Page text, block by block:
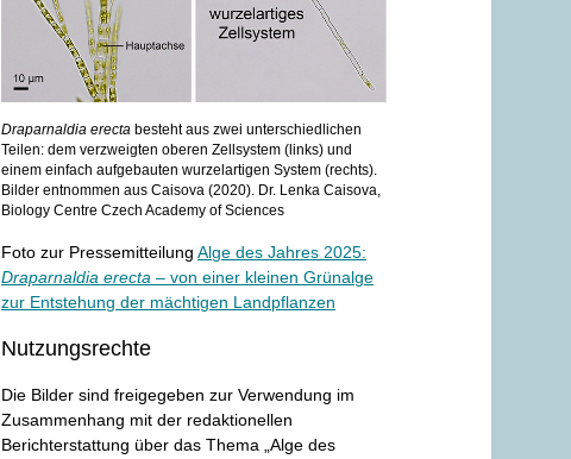
Draparnaldia erecta besteht aus zwei unterschiedlichen
Teilen: dem verzweigten oberen Zellsystem (links) und
einem einfach aufgebauten wurzelartigen System (rechts).
Bilder entnommen aus Caisova (2020). Dr. Lenka Caisova,
Biology Centre Czech Academy of Sciences
Foto zur PressemitteilungAlge des Jahres 2025:
Draparnaldia erecta – von einer kleinen Grünalge
zur Entstehung der mächtigen Landpflanzen
Nutzungsrechte
Die Bilder sind freigegeben zur Verwendung im
Zusammenhang mit der redaktionellen
Berichterstattung über das Thema „Alge des